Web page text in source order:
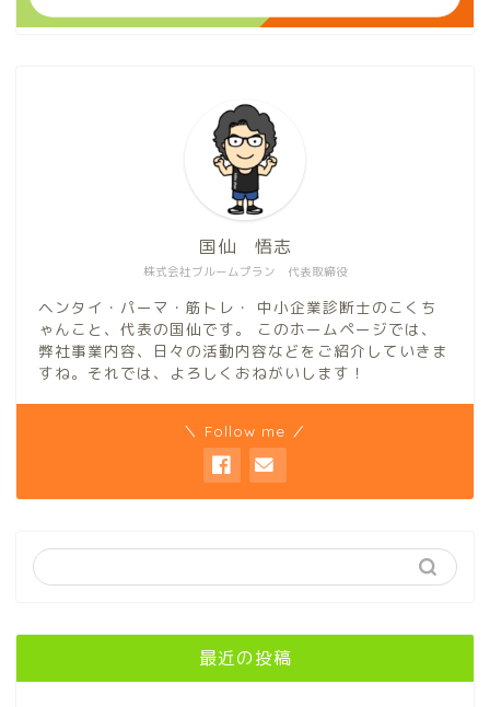
株式会社ブルームプラン 代表取締役
国仙 悟志
ヘンタイ・パーマ・筋トレ・ 中小企業診断士のこくち
ゃんこと、代表の国仙です。 このホームページでは、
弊社事業内容、日々の活動内容などをご紹介していきま
すね。それでは、よろしくおねがいします！
＼ Follow me ／
最近の投稿